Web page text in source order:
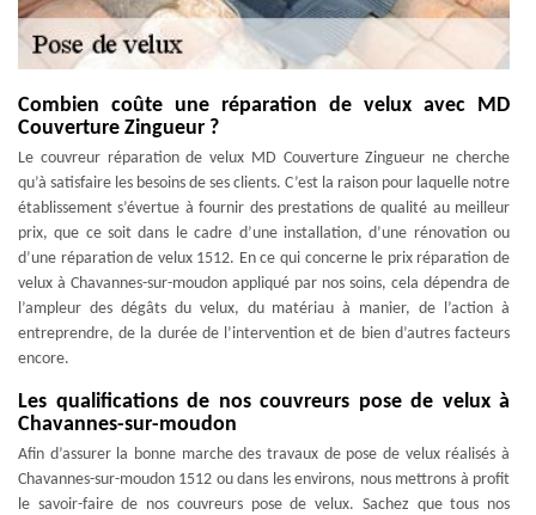
Combien coûte une réparation de velux avec MD
Couverture Zingueur ?
Le couvreur réparation de velux MD Couverture Zingueur ne cherche
qu’à satisfaire les besoins de ses clients. C’est la raison pour laquelle notre
établissement s’évertue à fournir des prestations de qualité au meilleur
prix, que ce soit dans le cadre d’une installation, d’une rénovation ou
d’une réparation de velux 1512. En ce qui concerne le prix réparation de
velux à Chavannes-sur-moudon appliqué par nos soins, cela dépendra de
l’ampleur des dégâts du velux, du matériau à manier, de l’action à
entreprendre, de la durée de l’intervention et de bien d’autres facteurs
encore.
Les qualifications de nos couvreurs pose de velux à
Chavannes-sur-moudon
Afin d’assurer la bonne marche des travaux de pose de velux réalisés à
Chavannes-sur-moudon 1512 ou dans les environs, nous mettrons à profit
le savoir-faire de nos couvreurs pose de velux. Sachez que tous nos